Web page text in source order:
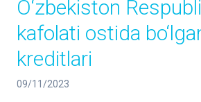
O‘zbekiston
kafolati ostida
kreditlari
09/11/2023